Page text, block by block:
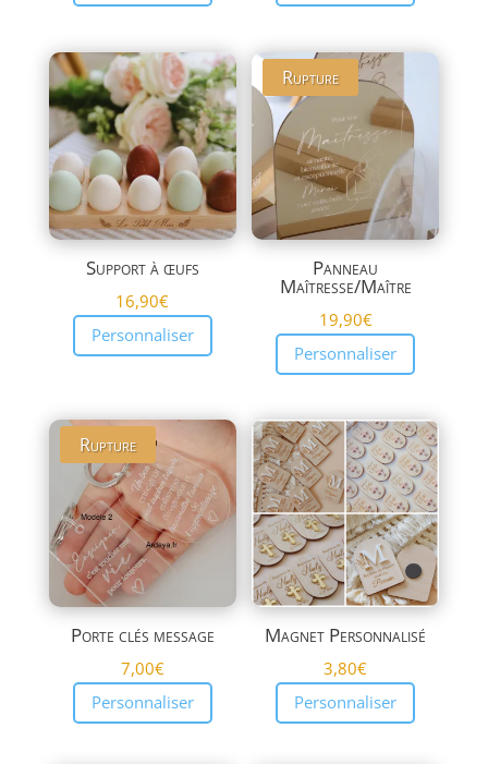
Support à œufs
16,90€
Personnaliser
Rupture
Panneau
Maîtresse/Maître
19,90€
Personnaliser
Rupture
Porte clés message
7,00€
Personnaliser
Magnet Personnalisé
3,80€
Personnaliser